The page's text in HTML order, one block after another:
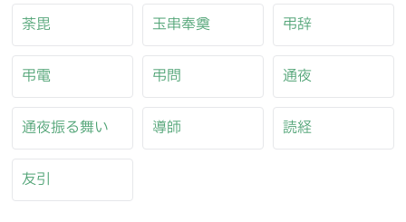
荼毘 玉串奉奠 弔辞
弔電 弔問 通夜
通夜振る舞い 導師 読経
友引